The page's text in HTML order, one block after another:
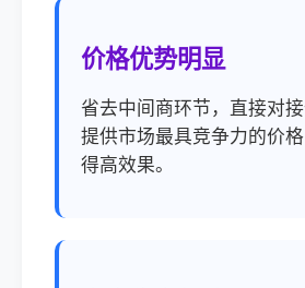
价格优势明显
省去中间商环节，直接对接
提供市场最具竞争力的价
得高效果。